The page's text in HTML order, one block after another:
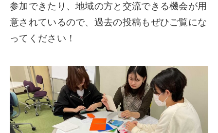
参加できたり、地域の方と交流できる機会が用
意されているので、過去の投稿もぜひご覧にな
ってください！